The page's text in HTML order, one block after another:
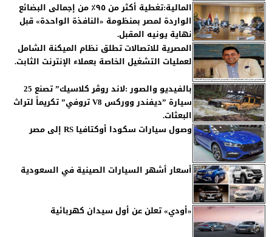
المالية:تغطية أكثر من ٩٥٪ من إجمالى البضائع
الواردة لمصر بمنظومة «النافذة الواحدة» قبل
نهاية يونيه المقبل.
المصرية للاتصالات تطلق نظام الميكنة الشامل
لعمليات التشغيل الخاصة بعملاء الإنترنت الثابت.
بالفيديو والصور :لاند روڤر كلاسيك” تصنع 25
سيارة ”ديفندر ووركس V8 تروفي” تكريماً لتراث
البعثات.
وصول سيارات سكودا أوكتافيا RS إلى مصر
أسعار أشهر السيارات الصينية في السعودية
«أودي» تعلن عن أول سيدان كهربائية